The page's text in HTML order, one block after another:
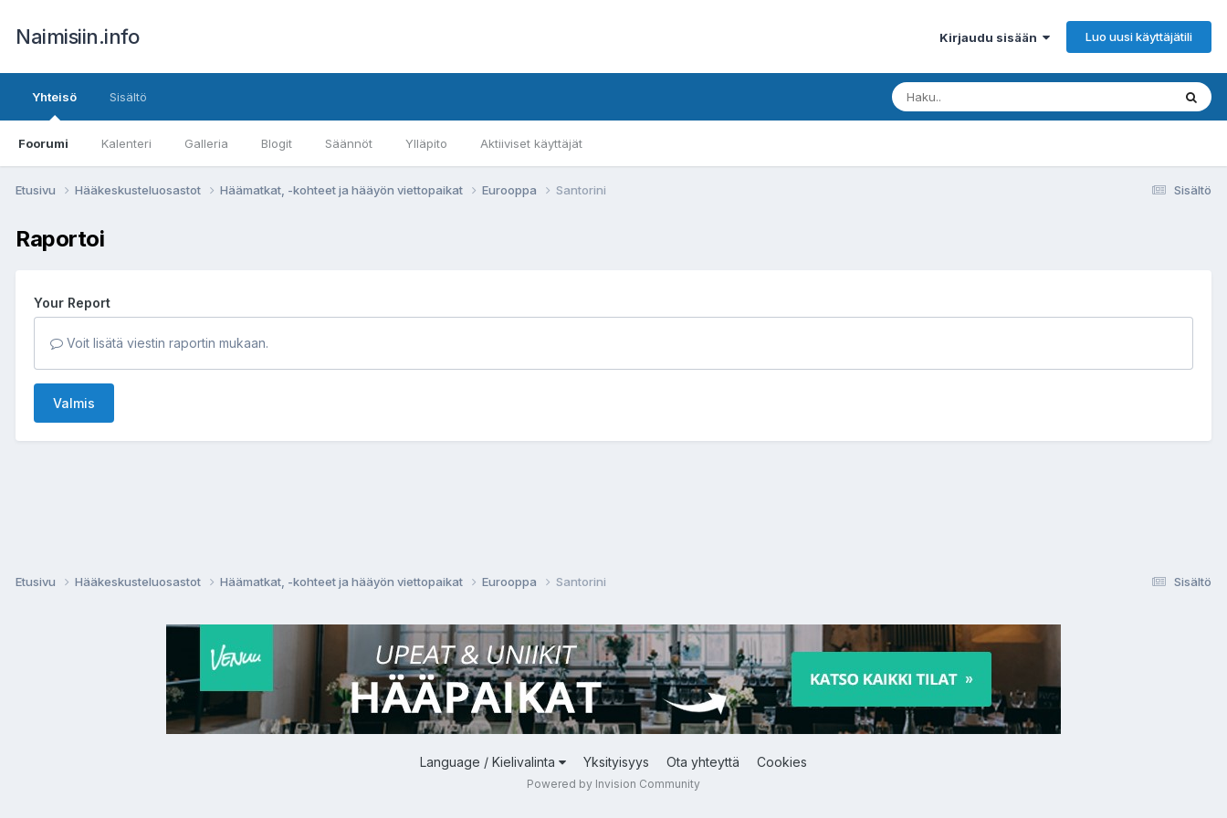
Naimisiin.info Kirjaudu sisään Luo uusi käyttäjätili
Yhteisö
Foorumi Kalenteri Galleria Blogit Säännöt Ylläpito Aktiiviset käyttäjät
Sisältö
Sisältö
Etusivu Hääkeskusteluosastot Häämatkat, -kohteet ja hääyön viettopaikat Eurooppa Santorini
Raportoi
Your Report
Voit lisätä viestin raportin mukaan.
Valmis
Sisältö
Etusivu Hääkeskusteluosastot Häämatkat, -kohteet ja hääyön viettopaikat Eurooppa Santorini
Language / Kielivalinta Yksityisyys Ota yhteyttä Cookies
Powered by Invision Community